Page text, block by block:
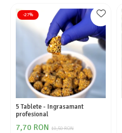
-27%
5 Tablete - Ingrasamant
profesional
10,50 RON
7,70 RON